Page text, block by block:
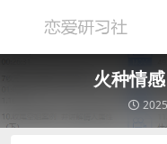
火种情